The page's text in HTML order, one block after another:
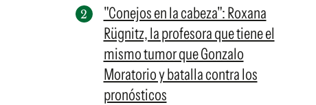
"Conejos en la cabeza": Roxana
Rügnitz, la profesora que tiene el
mismo tumor que Gonzalo
Moratorio y batalla contra los
pronósticos